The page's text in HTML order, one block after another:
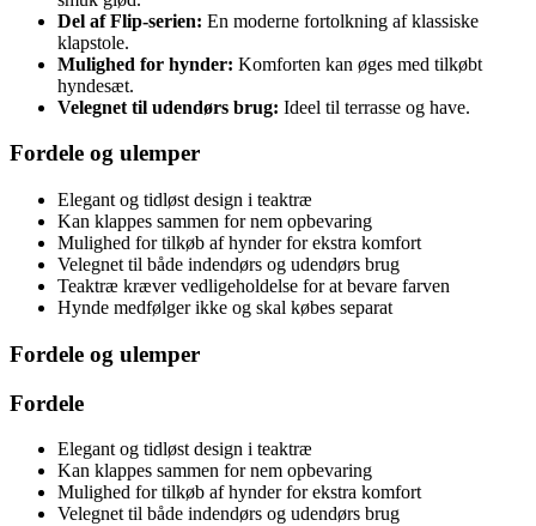
Del af Flip-serien: En moderne fortolkning af klassiske
klapstole.
Mulighed for hynder: Komforten kan øges med tilkøbt
hyndesæt.
Velegnet til udendørs brug: Ideel til terrasse og have.
Fordele og ulemper
Elegant og tidløst design i teaktræ
Kan klappes sammen for nem opbevaring
Mulighed for tilkøb af hynder for ekstra komfort
Velegnet til både indendørs og udendørs brug
Teaktræ kræver vedligeholdelse for at bevare farven
Hynde medfølger ikke og skal købes separat
Fordele og ulemper
Fordele
Elegant og tidløst design i teaktræ
Kan klappes sammen for nem opbevaring
Mulighed for tilkøb af hynder for ekstra komfort
Velegnet til både indendørs og udendørs brug